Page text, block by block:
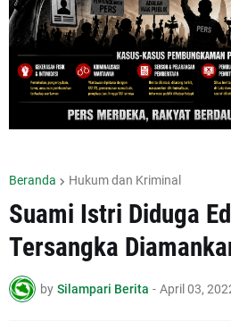
Beranda Hukum dan Kriminal
Suami Istri Diduga
Tersangka
by Silampari Berita - April 03,